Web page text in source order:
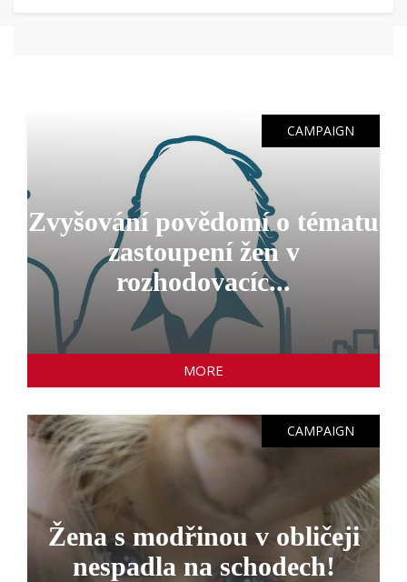
CAMPAIGN
Zvyšování povědomí o tématu
zastoupení žen v
rozhodovacíc...
MORE
CAMPAIGN
Žena s modřinou v obličeji
nespadla na schodech!